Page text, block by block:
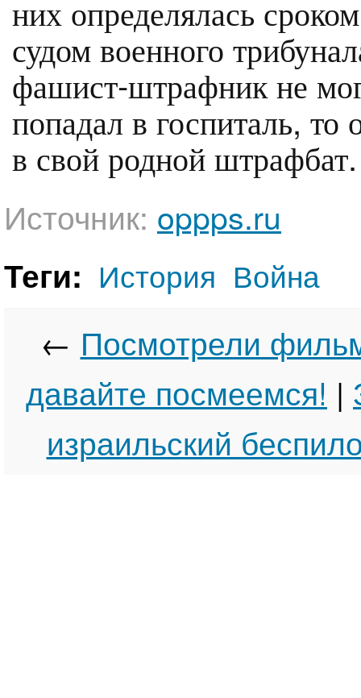
них определялась
судом военного
фашист-штрафник не
попадал в госпиталь, то
в свой родной штрафбат.
Источник: oppps.ru
Теги: История Война
← Посмотрели
давайте посмеемся! |
израильский